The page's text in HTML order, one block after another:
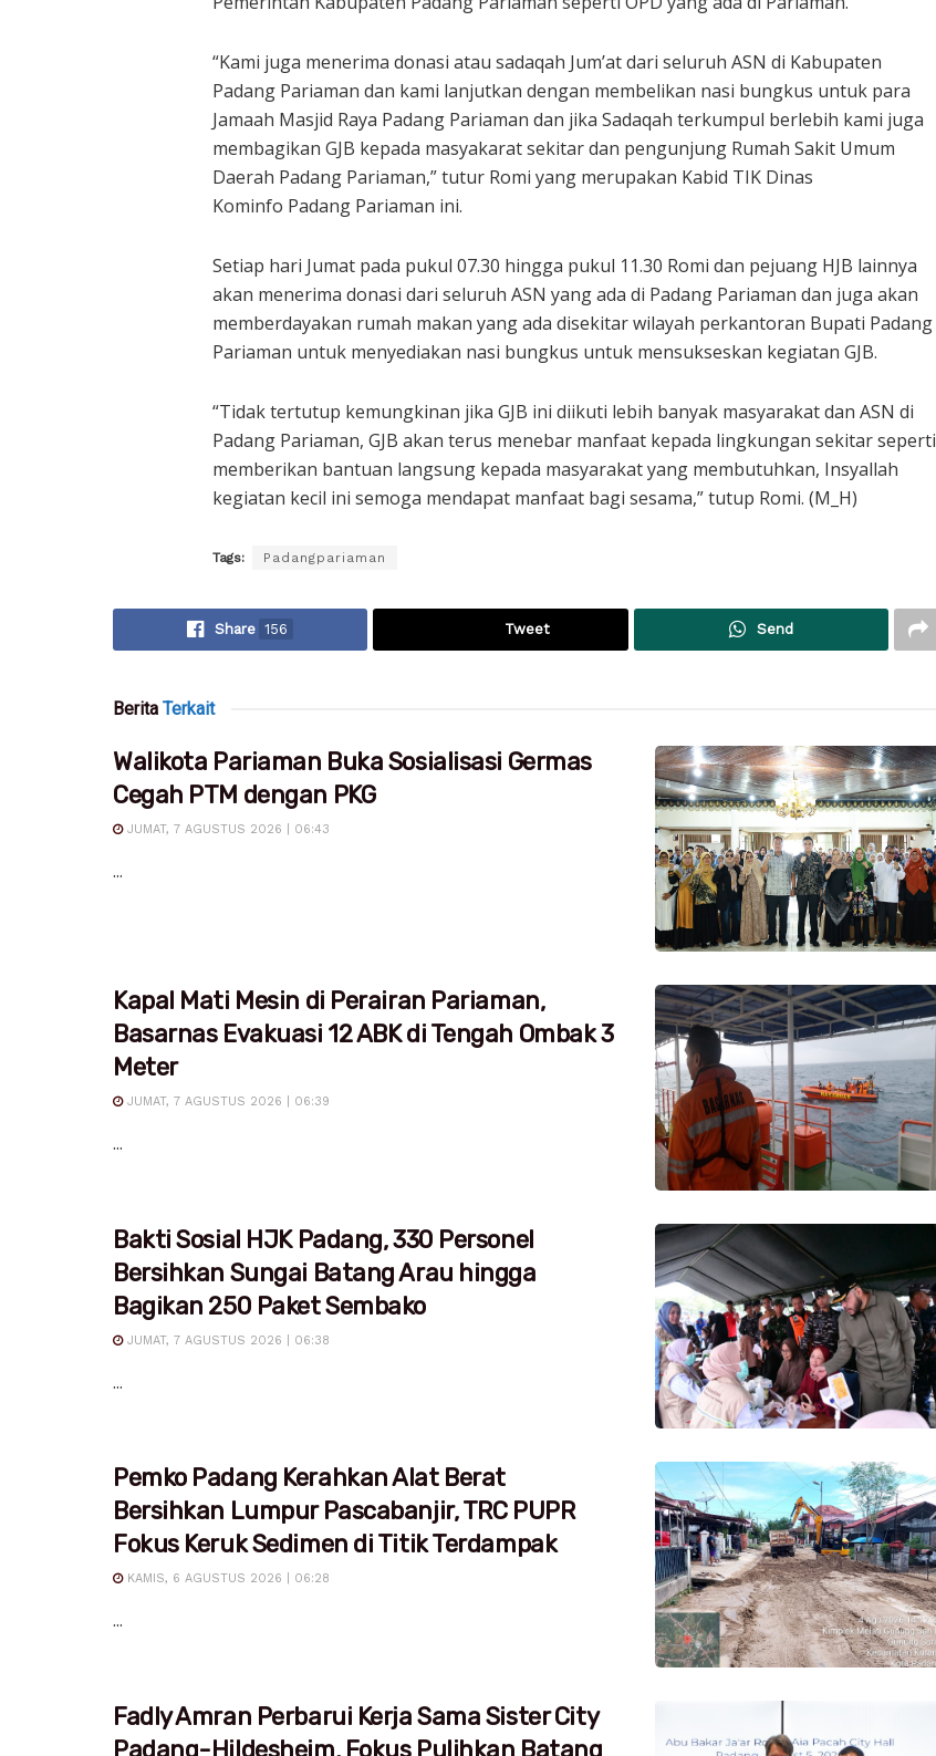
“Kami juga menerima donasi atau sadaqah Jum’at dari seluruh ASN di Kabupaten
Padang Pariaman dan kami lanjutkan dengan membelikan nasi bungkus untuk para
Jamaah Masjid Raya Padang Pariaman dan jika Sadaqah terkumpul berlebih kami juga
membagikan GJB kepada masyakarat sekitar dan pengunjung Rumah Sakit Umum
Daerah Padang Pariaman,” tutur Romi yang merupakan Kabid TIK Dinas
Kominfo Padang Pariaman ini.
Setiap hari Jumat pada pukul 07.30 hingga pukul 11.30 Romi dan pejuang HJB lainnya
akan menerima donasi dari seluruh ASN yang ada di Padang Pariaman dan juga akan
memberdayakan rumah makan yang ada disekitar wilayah perkantoran Bupati Padang
Pariaman untuk menyediakan nasi bungkus untuk mensukseskan kegiatan GJB.
“Tidak tertutup kemungkinan jika GJB ini diikuti lebih banyak masyarakat dan ASN di
Padang Pariaman, GJB akan terus menebar manfaat kepada lingkungan sekitar seperti
memberikan bantuan langsung kepada masyarakat yang membutuhkan, Insyallah
kegiatan kecil ini semoga mendapat manfaat bagi sesama,” tutup Romi. (M_H)
Tags: Padangpariaman
Share 156 Tweet Send
Berita Terkait
Walikota Pariaman Buka Sosialisasi Germas
Cegah PTM dengan PKG
JUMAT, 7 AGUSTUS 2026 | 06:43
...
Kapal Mati Mesin di Perairan Pariaman,
Basarnas Evakuasi 12 ABK di Tengah Ombak 3
Meter
JUMAT, 7 AGUSTUS 2026 | 06:39
...
Bakti Sosial HJK Padang, 330 Personel
Bersihkan Sungai Batang Arau hingga
Bagikan 250 Paket Sembako
JUMAT, 7 AGUSTUS 2026 | 06:38
...
Pemko Padang Kerahkan Alat Berat
Bersihkan Lumpur Pascabanjir, TRC PUPR
Fokus Keruk Sedimen di Titik Terdampak
KAMIS, 6 AGUSTUS 2026 | 06:28
...
Fadly Amran Perbarui Kerja Sama Sister City